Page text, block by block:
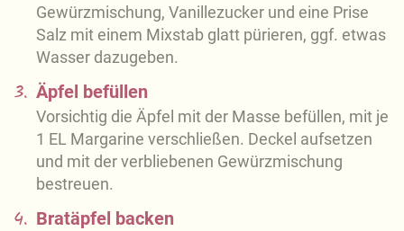
Gewürzmischung, Vanillezucker und eine Prise
Salz mit einem Mixstab glatt pürieren, ggf. etwas
Wasser dazugeben.
3. Äpfel befüllen
Vorsichtig die Äpfel mit der Masse befüllen, mit je
1 EL Margarine verschließen. Deckel aufsetzen
und mit der verbliebenen Gewürzmischung
bestreuen.
4. Bratäpfel backen